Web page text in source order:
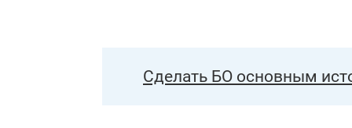
Сделать БО основным